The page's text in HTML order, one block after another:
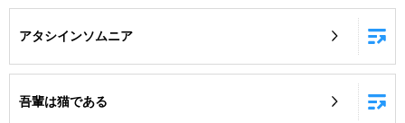
アタシインソムニア
吾輩は猫である